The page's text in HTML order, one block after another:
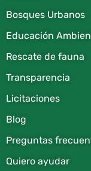
Bosques Urbanos
Educación
Rescate de fauna​
Transparencia
Licitaciones
Blog
Preguntas
Quiero ayudar